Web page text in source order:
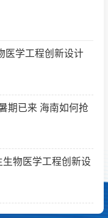
医学工程创新设计
期已来 海南如何抢
生物医学工程创新设